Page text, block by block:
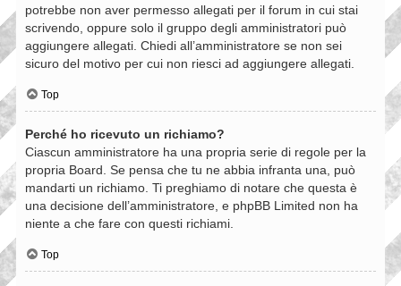
potrebbe non aver permesso allegati per il forum in cui stai
scrivendo, oppure solo il gruppo degli amministratori può
aggiungere allegati. Chiedi all’amministratore se non sei
sicuro del motivo per cui non riesci ad aggiungere allegati.
Top
Perché ho ricevuto un richiamo?
Ciascun amministratore ha una propria serie di regole per la
propria Board. Se pensa che tu ne abbia infranta una, può
mandarti un richiamo. Ti preghiamo di notare che questa è
una decisione dell’amministratore, e phpBB Limited non ha
niente a che fare con questi richiami.
Top